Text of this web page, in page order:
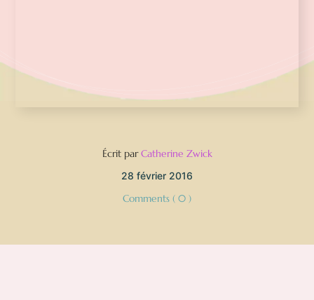
Écrit parCatherine Zwick
28 février 2016
Comments ( 0 )